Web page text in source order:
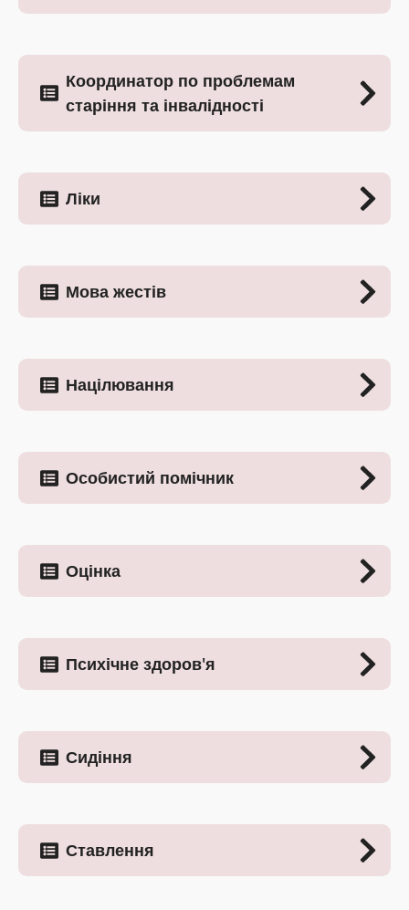
Координатор по проблемам
старіння та інвалідності
Ліки
Мова жестів
Націлювання
Особистий помічник
Оцінка
Психічне здоров'я
Сидіння
Ставлення